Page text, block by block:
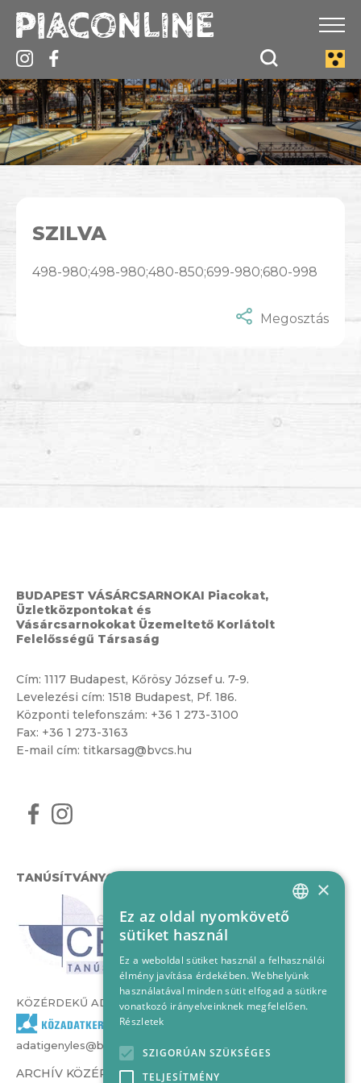
SZILVA
498-980;498-980;480-850;699-980;680-998
Megosztás
BUDAPEST VÁSÁRCSARNOKAI Piacokat,
Üzletközpontokat és
Vásárcsarnokokat Üzemeltető Korlátolt
Felelősségű Társaság
Cím: 1117 Budapest, Kőrösy József u. 7-9.
Levelezési cím: 1518 Budapest, Pf. 186.
Központi telefonszám: +36 1 273-3100
Fax: +36 1 273-3163
E-mail cím: titkarsag@bvcs.hu
TANÚSÍTVÁNYOK
KÖZÉRDEKŰ ADATOK
adatigenyles@bvcs.hu
ARCHÍV KÖZÉRDEKŰ ADATOK –
HUNGARIAN
×
Ez az oldal nyomkövető
sütiket használ
Ez a weboldal sütiket használ a felhasználói
élmény javítása érdekében. Webhelyünk
használatával minden sütit elfogad a sütikre
vonatkozó irányelveinknek megfelelően.
Részletek
SZIGORÚAN SZÜKSÉGES
TELJESÍTMÉNY